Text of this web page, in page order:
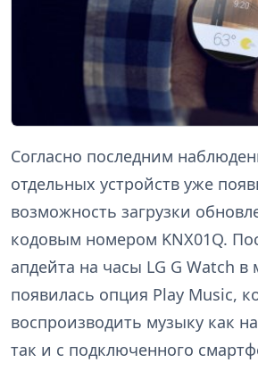
Согласно последним
отдельных устройств уже
возможность загрузки
кодовым номером KNX01Q.
апдейта на часы LG G Watch в
появилась опция Play Music,
воспроизводить музыку как
так и с подключенного